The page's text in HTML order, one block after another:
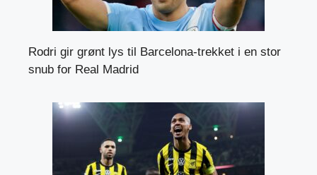
Rodri gir grønt lys til Barcelona-trekket i en stor
snub for Real Madrid